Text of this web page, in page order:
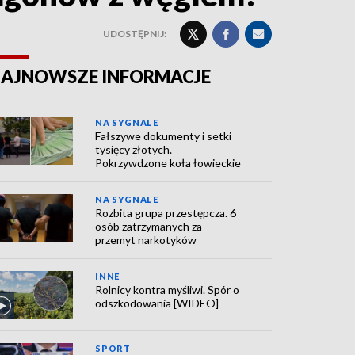
UDOSTĘPNIJ:
INFORMACJE
NA SYGNALE
Fałszywe dokumenty i setki
tysięcy złotych.
Pokrzywdzone koła łowieckie
NA SYGNALE
Rozbita grupa przestępcza. 6
osób zatrzymanych za
przemyt narkotyków
INNE
Rolnicy kontra myśliwi. Spór o
odszkodowania [WIDEO]
SPORT